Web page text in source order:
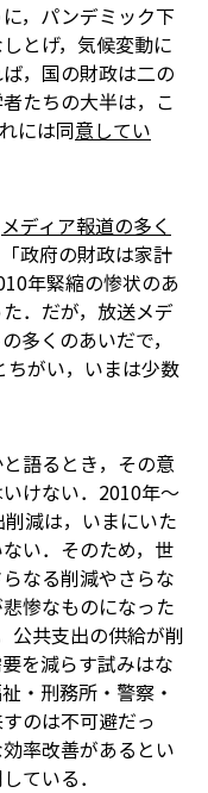
，パンデミック下
とげ，気候変動に
，国の財政は二の
たちの大半は，こ
には同意してい
メディア報道の多く
政府の財政は家計
年緊縮の惨状のあ
．だが，放送メデ
多くのあいだで，
がい，いまは少数
語るとき，その意
けない．2010年～
減は，いまにいた
い．そのため，世
なる削減やさらな
惨なものになった
公共支出の供給が削
を減らす試みはな
・刑務所・警察・
のは不可避だっ
率改善があるとい
ている．